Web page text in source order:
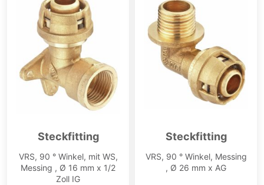
Steckfitting
VRS, 90 ° Winkel, mit WS,
Messing , Ø 16 mm x 1/2
Zoll IG
Steckfitting
VRS, 90 ° Winkel, Messing
, Ø 26 mm x AG